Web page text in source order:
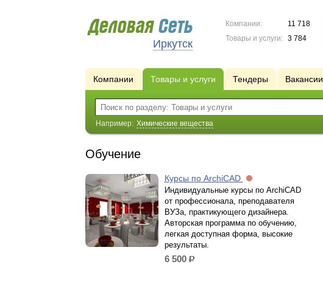
Иркутск
Компании:
11 718
Товары и услуги:
3 784
Компании Товары и услуги Тендеры Вакансии
Например: Химические вещества
Обучение
Курсы по ArchiCAD
Индивидуальные курсы по ArchiCAD
от профессионала, преподавателя
ВУЗа, практикующего дизайнера.
Авторская программа по обучению,
легкая доступная форма, высокие
результаты.
6 500 р.